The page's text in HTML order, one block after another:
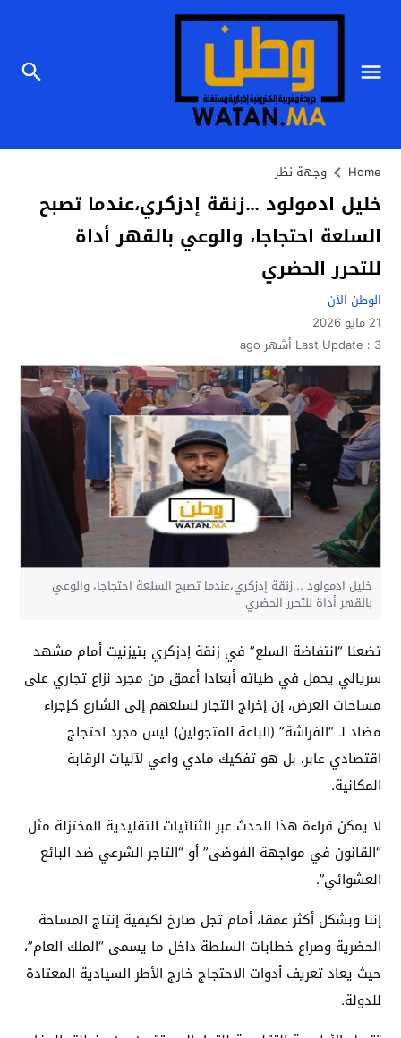
Home وجهة نظر
خليل ادمولود …زنقة إدزكري،عندما تصبح
السلعة احتجاجا، والوعي بالقهر أداة
للتحرر الحضري
الوطن الأن
21 مايو 2026
Last Update : 3 أشهر ago
خليل ادمولود ...زنقة إدزكري،عندما تصبح السلعة احتجاجا، والوعي
بالقهر أداة للتحرر الحضري
تضعنا “انتفاضة السلع” في زنقة إدزكري بتيزنيت أمام مشهد
سريالي يحمل في طياته أبعادا أعمق من مجرد نزاع تجاري على
مساحات العرض، إن إخراج التجار لسلعهم إلى الشارع كإجراء
مضاد لـ “الفراشة” (الباعة المتجولين) ليس مجرد احتجاج
اقتصادي عابر، بل هو تفكيك مادي واعي لآليات الرقابة
المكانية.
لا يمكن قراءة هذا الحدث عبر الثنائيات التقليدية المختزلة مثل
“القانون في مواجهة الفوضى” أو “التاجر الشرعي ضد البائع
العشوائي”.
إننا وبشكل أكثر عمقا، أمام تجل صارخ لكيفية إنتاج المساحة
الحضرية وصراع خطابات السلطة داخل ما يسمى “الملك العام”،
حيث يعاد تعريف أدوات الاحتجاج خارج الأطر السيادية المعتادة
للدولة.